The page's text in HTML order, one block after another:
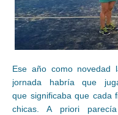
Ese año como novedad
jornada habría que
que significaba que cada
chicas. A priori